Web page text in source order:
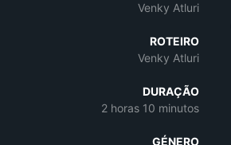
Venky Atluri
ROTEIRO
Venky Atluri
DURAÇÃO
2 horas 10 minutos
GÉNERO